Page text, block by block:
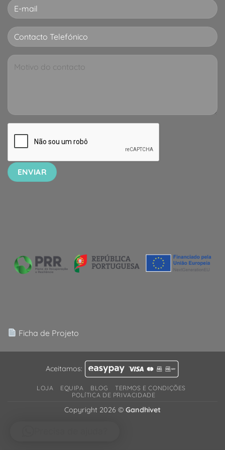
Ficha de Projeto
Aceitamos:
LOJA EQUIPA BLOG
TERMOS E CONDIÇÕES
POLÍTICA DE PRIVACIDADE
Copyright 2026 © Gandhivet